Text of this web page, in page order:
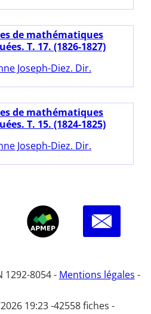
de mathématiques
T. 17. (1826-1827)
Joseph-Diez. Dir.
de mathématiques
T. 15. (1824-1825)
Joseph-Diez. Dir.
1292-8054 - Mentions légales -
19:23 -42558 fiches -